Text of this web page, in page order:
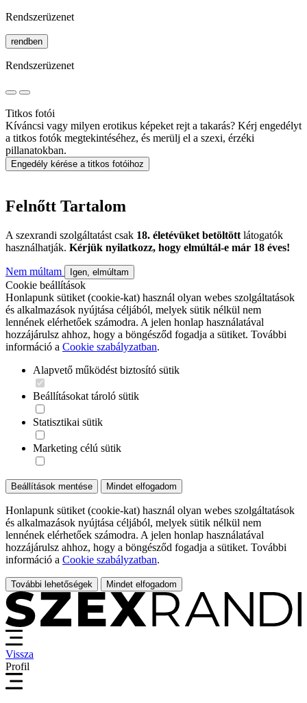
Rendszerüzenet
rendben
Rendszerüzenet
Titkos fotói
Kíváncsi vagy milyen erotikus képeket rejt a takarás? Kérj engedélyt
a titkos fotók megtekintéséhez, és merülj el a szexi, érzéki
pillanatokban.
Engedély kérése a titkos fotóihoz
Felnőtt Tartalom
A szexrandi szolgáltatást csak 18. életévüket betöltött látogatók
használhatják. Kérjük nyilatkozz, hogy elmúltál-e már 18 éves!
Nem múltam Igen, elmúltam
Cookie beállítások
Honlapunk sütiket (cookie-kat) használ olyan webes szolgáltatások
és alkalmazások nyújtása céljából, melyek sütik nélkül nem
lennének elérhetőek számodra. A jelen honlap használatával
hozzájárulsz ahhoz, hogy a böngésződ fogadja a sütiket. További
információ a Cookie szabályzatban.
Alapvető működést biztosító sütik
Beállításokat tároló sütik
Statisztikai sütik
Marketing célú sütik
Beállítások mentése Mindet elfogadom
Honlapunk sütiket (cookie-kat) használ olyan webes szolgáltatások
és alkalmazások nyújtása céljából, melyek sütik nélkül nem
lennének elérhetőek számodra. A jelen honlap használatával
hozzájárulsz ahhoz, hogy a böngésződ fogadja a sütiket. További
információ a Cookie szabályzatban.
További lehetőségek Mindet elfogadom
Vissza
Profil